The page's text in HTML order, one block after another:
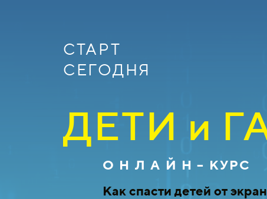
СТАРТ
СЕГОДНЯ
ДЕТИ и
О Н Л А Й Н – КУРС
Как спасти детей от